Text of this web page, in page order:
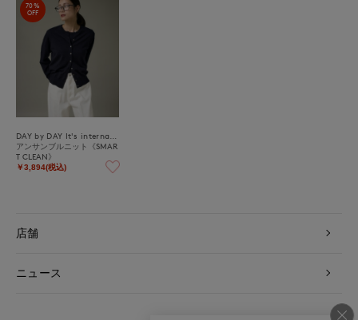
70%
OFF
アンサンブルニット《SMAR
T CLEAN》
￥3,894(税込)
店舗
ニュース